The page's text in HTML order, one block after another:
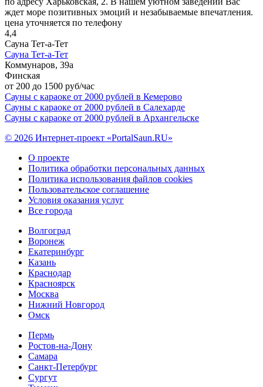
ждет море позитивных эмоций и незабываемые впечатления.
цена уточняется по телефону
4,4
Сауна Тет-а-Тет
Сауна Тет-а-Тет
Коммунаров, 39а
Финская
от 200 до 1500 руб/час
Сауны с караоке от 2000 рублей в Кемерово
Сауны с караоке от 2000 рублей в Салехарде
Сауны с караоке от 2000 рублей в Архангельске
© 2026 Интернет-проект «PortalSaun.RU»
О проекте
Политика обработки персональных данных
Политика использования файлов cookies
Пользовательское соглашение
Условия оказания услуг
Все города
Волгоград
Воронеж
Екатеринбург
Казань
Краснодар
Красноярск
Москва
Нижний Новгород
Омск
Пермь
Ростов-на-Дону
Самара
Санкт-Петербург
Сургут